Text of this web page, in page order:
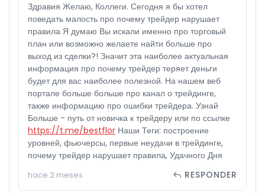
Здравия Желаю, Коллеги. Сегодня я бы хотел
поведать малость про почему трейдер нарушает
правила Я думаю Вы искали именно про торговый
план или возможно желаете найти больше про
выход из сделки?! Значит эта наиболее актуальная
информация про почему трейдер теряет деньги
будет для вас наиболее полезной. На нашем веб
портале больше больше про канал о трейдинге,
также информацию про ошибки трейдера. Узнай
Больше - путь от новичка к трейдеру или по ссылке
https://t.me/bestflor Наши Теги: построение
уровней, фьючерсы, первые неудачи в трейдинге,
почему трейдер нарушает правила, Удачного Дня
hace 2 meses RESPONDER